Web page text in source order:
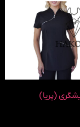
(پریا)